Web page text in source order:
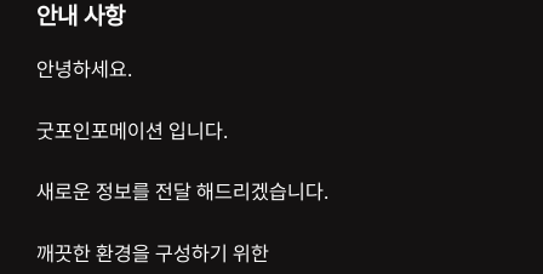
안내 사항
안녕하세요.
굿포인포메이션 입니다.
새로운 정보를 전달 해드리겠습니다.
깨끗한 환경을 구성하기 위한